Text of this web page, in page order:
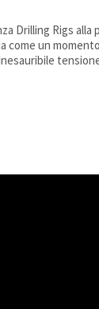
Drilling Rigs alla
come un